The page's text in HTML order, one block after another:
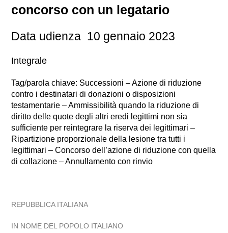
concorso con un legatario
Data udienza 10 gennaio 2023
Integrale
Tag/parola chiave: Successioni – Azione di riduzione
contro i destinatari di donazioni o disposizioni
testamentarie – Ammissibilità quando la riduzione di
diritto delle quote degli altri eredi legittimi non sia
sufficiente per reintegrare la riserva dei legittimari –
Ripartizione proporzionale della lesione tra tutti i
legittimari – Concorso dell’azione di riduzione con quella
di collazione – Annullamento con rinvio
REPUBBLICA ITALIANA
IN NOME DEL POPOLO ITALIANO